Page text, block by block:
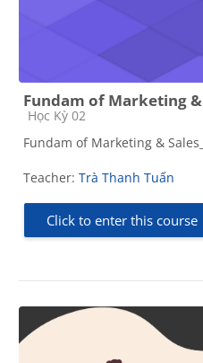
Fundam of Marketing &
Course category
Học Kỳ 02
Fundam of Marketing &
Teacher: Trà Thanh Tuấn
Click to enter this course